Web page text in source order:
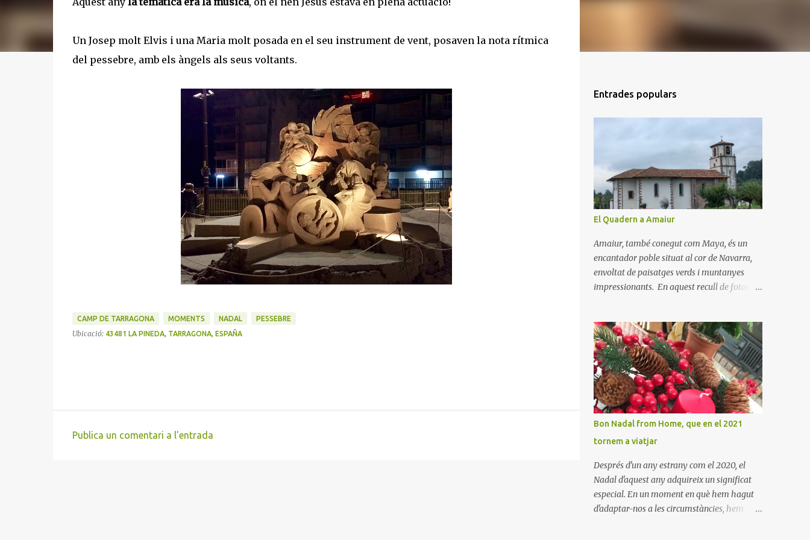
Un Josep molt Elvis i una Maria molt posada en el seu instrument de vent, posaven la nota rítmica
del pessebre, amb els àngels als seus voltants.
CAMP DE TARRAGONA MOMENTS NADAL PESSEBRE
Ubicació: 43481 LA PINEDA, TARRAGONA, ESPAÑA
Publica un comentari a l'entrada
Entrades populars
El Quadern a Amaiur
Amaiur, també conegut com Maya, és un
encantador poble situat al cor de Navarra,
envoltat de paisatges verds i muntanyes
impressionants. En aquest recull de fotos,
aquest petit poble encantador recordant-nos
el seu passat medieval. Visitar Amaiur és
una oportunitat per connectar amb la
cultura navarresa i gaudir de la tranquil·litat
d'un poble que conserva el seu encant
tradicional. Us animem a descobrir aquest
meravellós lloc i a deixar-vos captivar per la
Bon Nadal from Home, que en el 2021
tornem a viatjar
Després d'un any estrany com el 2020, el
Nadal d'aquest any adquireix un significat
especial. En un moment en què hem hagut
d'adaptar-nos a les circumstàncies, hem